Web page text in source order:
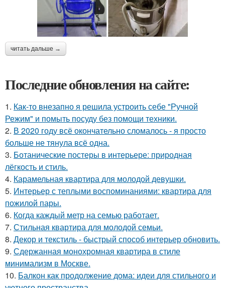
читать дальше →
Последние обновления на сайте:
1. Как-то внезапно я решила устроить себе "Ручной
Режим" и помыть посуду без помощи техники.
2. В 2020 году всё окончательно сломалось - я просто
больше не тянула всё одна.
3. Ботанические постеры в интерьере: природная
лёгкость и стиль.
4. Карамельная квартира для молодой девушки.
5. Интерьер с теплыми воспоминаниями: квартира для
пожилой пары.
6. Когда каждый метр на семью работает.
7. Стильная квартира для молодой семьи.
8. Декор и текстиль - быстрый способ интерьер обновить.
9. Сдержанная монохромная квартира в стиле
минимализм в Москве.
10. Балкон как продолжение дома: идеи для стильного и